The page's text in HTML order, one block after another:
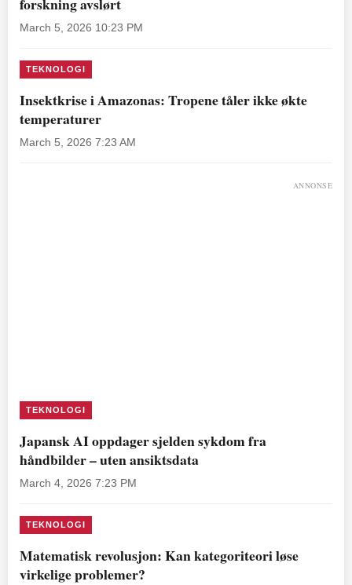
March 5, 2026 10:23 PM
TEKNOLOGI
Insektkrise i Amazonas: Tropene tåler ikke økte
temperaturer
March 5, 2026 7:23 AM
ANNONSE
TEKNOLOGI
Japansk AI oppdager sjelden sykdom fra
håndbilder – uten ansiktsdata
March 4, 2026 7:23 PM
TEKNOLOGI
Matematisk revolusjon: Kan kategoriteori løse
virkelige problemer?